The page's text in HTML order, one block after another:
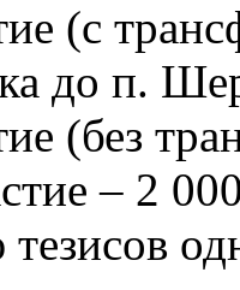
(с
до п.
(без
– 2